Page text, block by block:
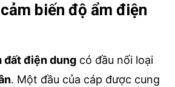
biến độ ẩm điện
đất điện dungcó đầu nối loại
. Một đầu của cáp được cung